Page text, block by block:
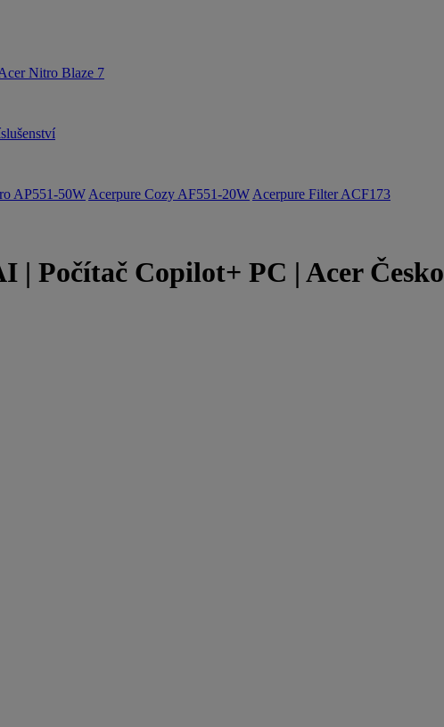
Nitro Blaze 7
AP551-50W Acerpure Cozy AF551-20W Acerpure Filter ACF173
| Počítač Copilot+ PC | Acer Česko